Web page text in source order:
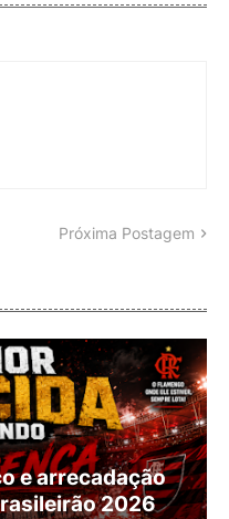
Próxima Postagem
e arrecadação
2026